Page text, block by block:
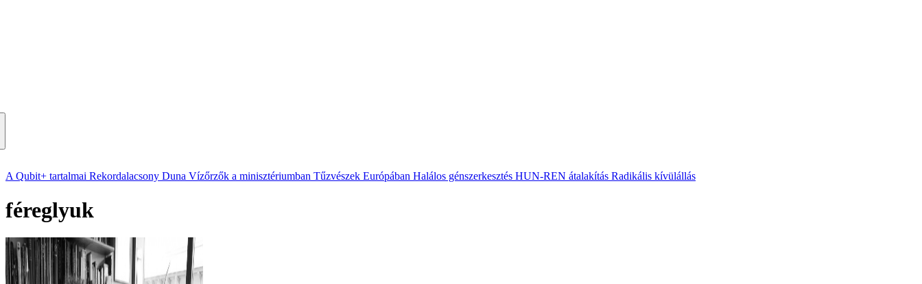
A Qubit+ tartalmai Rekordalacsony Duna Vízőrzők a minisztériumban Tűzvészek Európában Halálos génszerkesztés HUN-REN átalakítás Radikális kívülállás
féreglyuk